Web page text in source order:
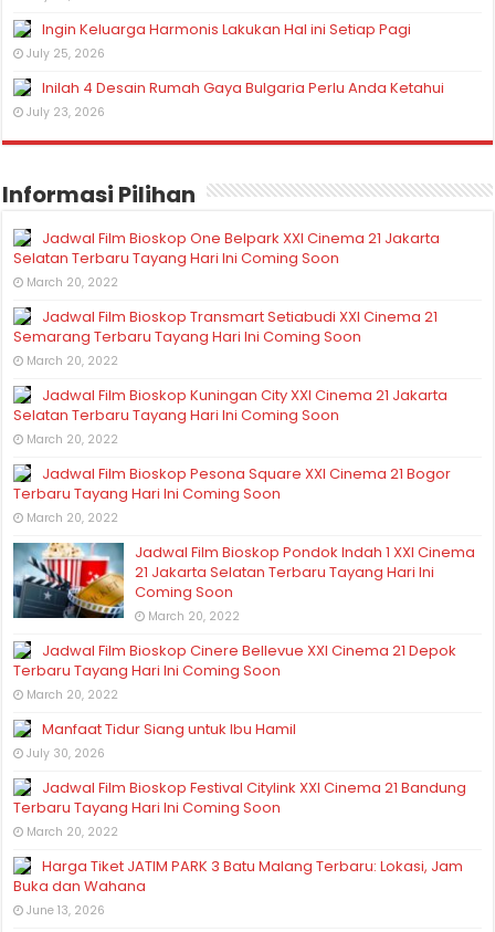
Ingin Keluarga Harmonis Lakukan Hal ini Setiap Pagi
July 25, 2026
Inilah 4 Desain Rumah Gaya Bulgaria Perlu Anda Ketahui
July 23, 2026
Informasi Pilihan
Jadwal Film Bioskop One Belpark XXI Cinema 21 Jakarta
Selatan Terbaru Tayang Hari Ini Coming Soon
March 20, 2022
Jadwal Film Bioskop Transmart Setiabudi XXI Cinema 21
Semarang Terbaru Tayang Hari Ini Coming Soon
March 20, 2022
Jadwal Film Bioskop Kuningan City XXI Cinema 21 Jakarta
Selatan Terbaru Tayang Hari Ini Coming Soon
March 20, 2022
Jadwal Film Bioskop Pesona Square XXI Cinema 21 Bogor
Terbaru Tayang Hari Ini Coming Soon
March 20, 2022
Jadwal Film Bioskop Pondok Indah 1 XXI Cinema
21 Jakarta Selatan Terbaru Tayang Hari Ini
Coming Soon
March 20, 2022
Jadwal Film Bioskop Cinere Bellevue XXI Cinema 21 Depok
Terbaru Tayang Hari Ini Coming Soon
March 20, 2022
Manfaat Tidur Siang untuk Ibu Hamil
July 30, 2026
Jadwal Film Bioskop Festival Citylink XXI Cinema 21 Bandung
Terbaru Tayang Hari Ini Coming Soon
March 20, 2022
Harga Tiket JATIM PARK 3 Batu Malang Terbaru: Lokasi, Jam
Buka dan Wahana
June 13, 2026